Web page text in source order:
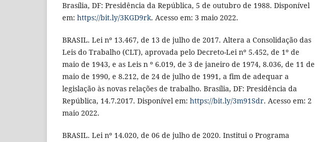
Brasília, DF: Presidência da República, 5 de outubro de 1988. Disponível
em: https://bit.ly/3KGD9rk. Acesso em: 3 maio 2022.
BRASIL. Lei nº 13.467, de 13 de julho de 2017. Altera a Consolidação das
Leis do Trabalho (CLT), aprovada pelo Decreto-Lei nº 5.452, de 1º de
maio de 1943, e as Leis n º 6.019, de 3 de janeiro de 1974, 8.036, de 11 de
maio de 1990, e 8.212, de 24 de julho de 1991, a fim de adequar a
legislação às novas relações de trabalho. Brasília, DF: Presidência da
República, 14.7.2017. Disponível em: https://bit.ly/3m91Sdr. Acesso em: 2
maio 2022.
BRASIL. Lei nº 14.020, de 06 de julho de 2020. Institui o Programa